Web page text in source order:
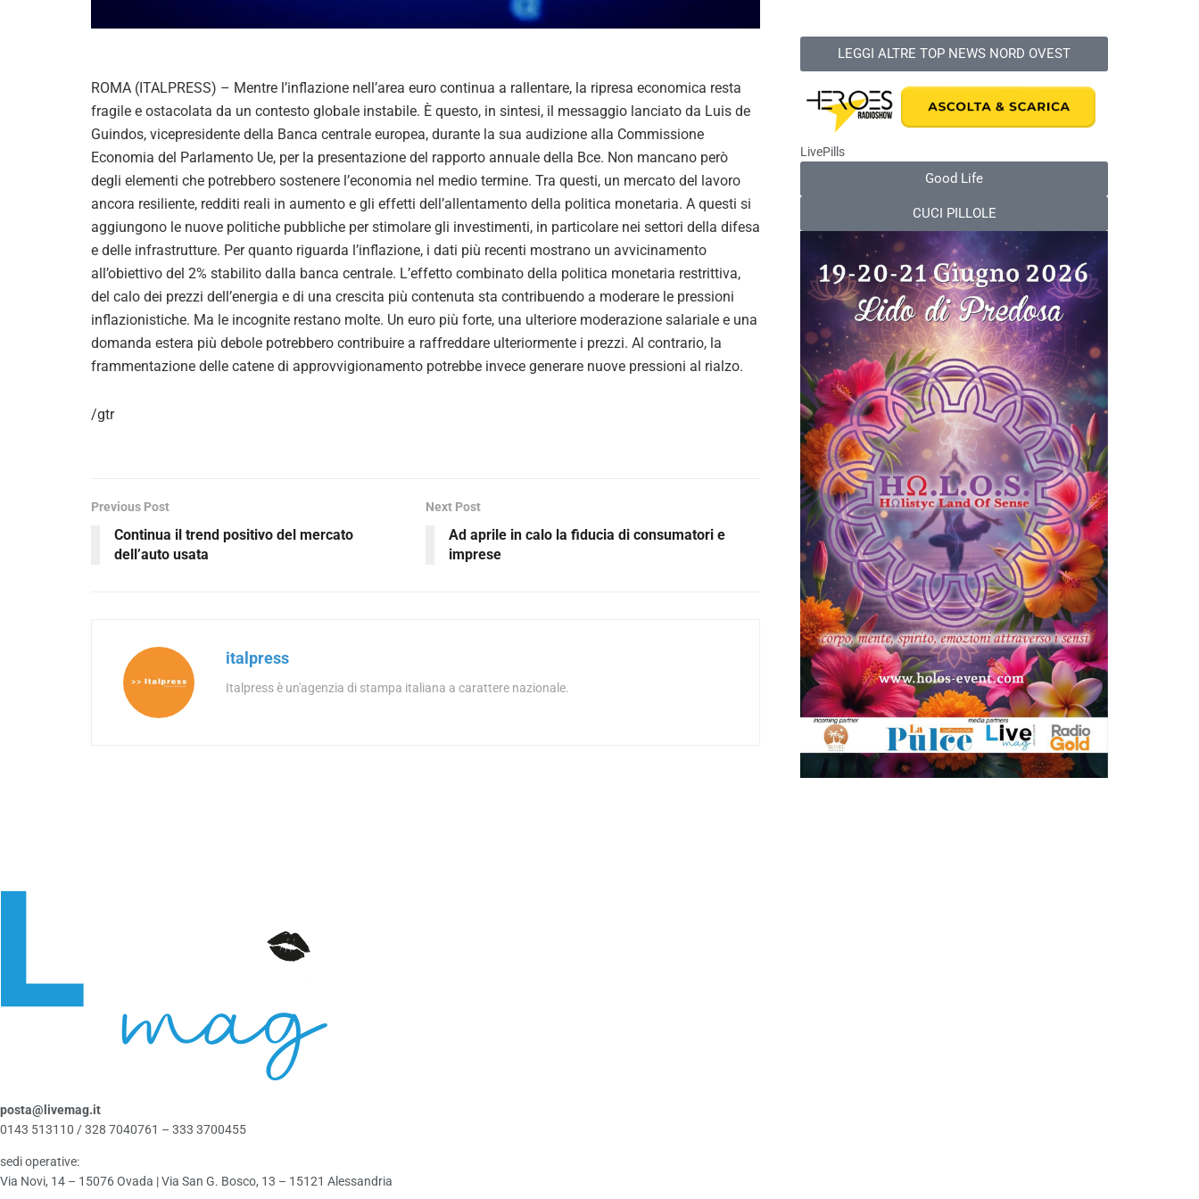
V
d
e
o
ROMA (ITALPRESS) – Mentre l’inflazione nell’area euro continua a rallentare, la ripresa economica resta
fragile e ostacolata da un contesto globale instabile. È questo, in sintesi, il messaggio lanciato da Luis de
Guindos, vicepresidente della Banca centrale europea, durante la sua audizione alla Commissione
Economia del Parlamento Ue, per la presentazione del rapporto annuale della Bce. Non mancano però
degli elementi che potrebbero sostenere l’economia nel medio termine. Tra questi, un mercato del lavoro
ancora resiliente, redditi reali in aumento e gli effetti dell’allentamento della politica monetaria. A questi si
aggiungono le nuove politiche pubbliche per stimolare gli investimenti, in particolare nei settori della difesa
e delle infrastrutture. Per quanto riguarda l’inflazione, i dati più recenti mostrano un avvicinamento
all’obiettivo del 2% stabilito dalla banca centrale. L’effetto combinato della politica monetaria restrittiva,
del calo dei prezzi dell’energia e di una crescita più contenuta sta contribuendo a moderare le pressioni
inflazionistiche. Ma le incognite restano molte. Un euro più forte, una ulteriore moderazione salariale e una
domanda estera più debole potrebbero contribuire a raffreddare ulteriormente i prezzi. Al contrario, la
frammentazione delle catene di approvvigionamento potrebbe invece generare nuove pressioni al rialzo.
/gtr
Previous Post
Continua il trend positivo del mercato
dell’auto usata
Next Post
Ad aprile in calo la fiducia di consumatori e
imprese
italpress
Italpress è un'agenzia di stampa italiana a carattere nazionale.
LEGGI ALTRE TOP NEWS NORD OVEST
LivePills
Good Life
CUCI PILLOLE
posta@livemag.it
0143 513110 / 328 7040761 – 333 3700455
sedi operative:
Via Novi, 14 – 15076 Ovada | Via San G. Bosco, 13 – 15121 Alessandria